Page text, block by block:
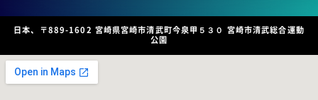
日本、〒889-1602 宮崎県宮崎市清武町今泉甲５３０ 宮崎市清武総合運動
公園